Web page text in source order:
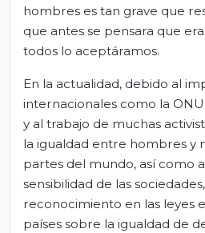
hombres es tan grave que
que antes se pensara que
todos lo aceptáramos.
En la actualidad, debido al
internacionales como la
y al trabajo de muchas
la igualdad entre hombres y
partes del mundo, así como
sensibilidad de las
reconocimiento en las leyes
países sobre la igualdad de